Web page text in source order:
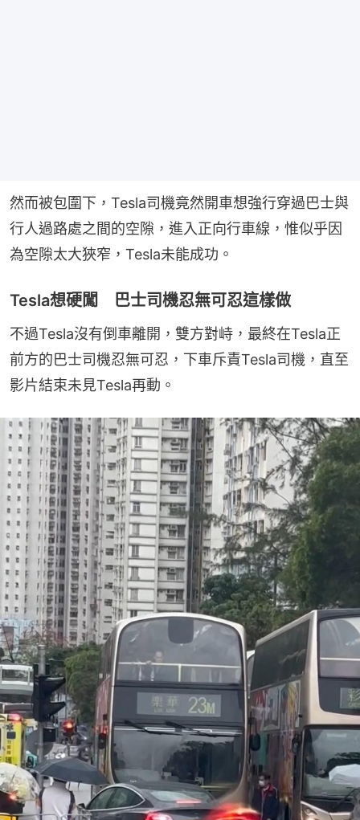
然而被包圍下，Tesla司機竟然開車想強行穿過巴士與
行人過路處之間的空隙，進入正向行車線，惟似乎因
為空隙太大狹窄，Tesla未能成功。
Tesla想硬闖 巴士司機忍無可忍這樣做
不過Tesla沒有倒車離開，雙方對峙，最終在Tesla正
前方的巴士司機忍無可忍，下車斥責Tesla司機，直至
影片結束未見Tesla再動。